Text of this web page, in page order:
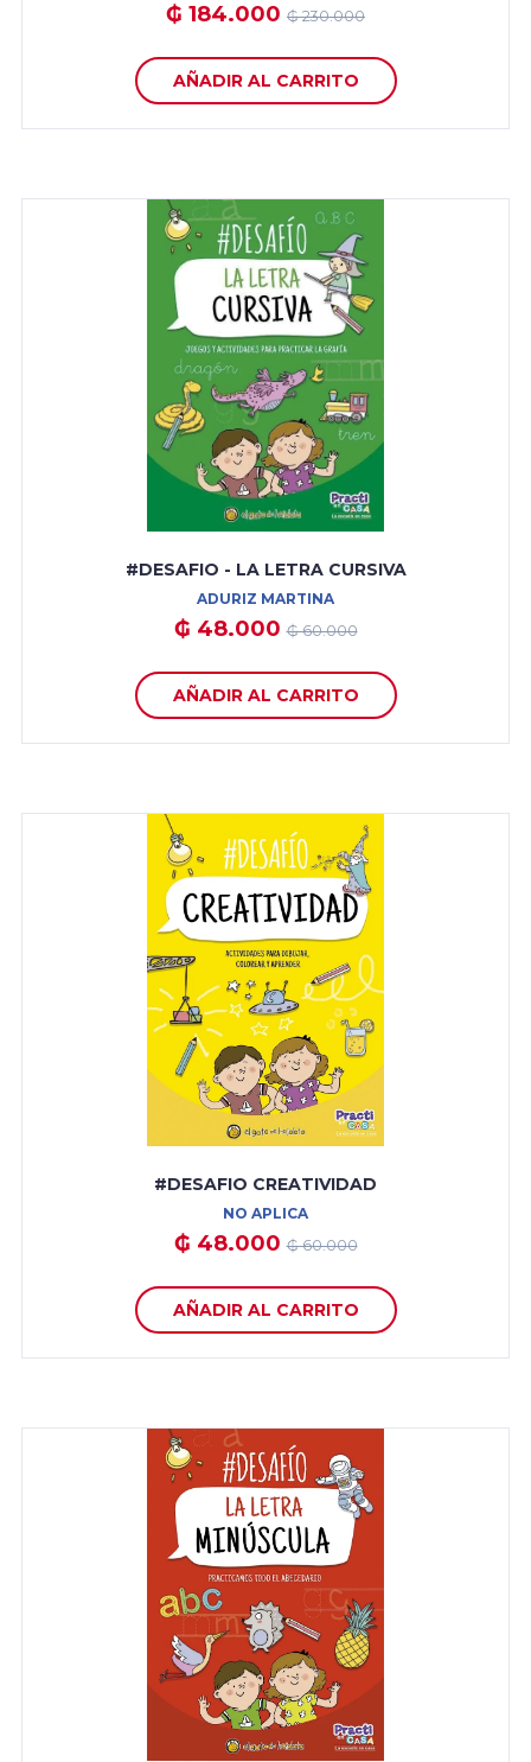
₲ 184.000 ₲ 230.000
AÑADIR AL CARRITO
#DESAFIO - LA LETRA CURSIVA
ADURIZ MARTINA
₲ 48.000₲ 60.000
AÑADIR AL CARRITO
#DESAFIO CREATIVIDAD
NO APLICA
₲ 48.000₲ 60.000
AÑADIR AL CARRITO